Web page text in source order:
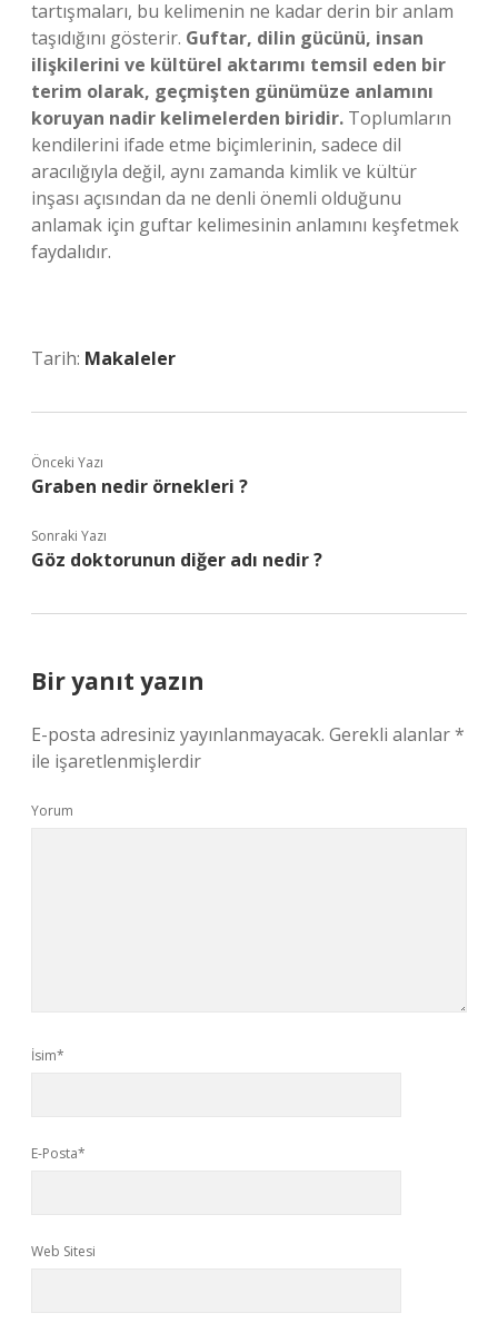
tartışmaları, bu kelimenin ne kadar derin bir anlam
taşıdığını gösterir. Guftar, dilin gücünü, insan
ilişkilerini ve kültürel aktarımı temsil eden bir
terim olarak, geçmişten günümüze anlamını
koruyan nadir kelimelerden biridir. Toplumların
kendilerini ifade etme biçimlerinin, sadece dil
aracılığıyla değil, aynı zamanda kimlik ve kültür
inşası açısından da ne denli önemli olduğunu
anlamak için guftar kelimesinin anlamını keşfetmek
faydalıdır.
Tarih: Makaleler
Önceki Yazı
Graben nedir örnekleri ?
Sonraki Yazı
Göz doktorunun diğer adı nedir ?
Bir yanıt yazın
E-posta adresiniz yayınlanmayacak. Gerekli alanlar*
ile işaretlenmişlerdir
Yorum
İsim*
E-Posta*
Web Sitesi